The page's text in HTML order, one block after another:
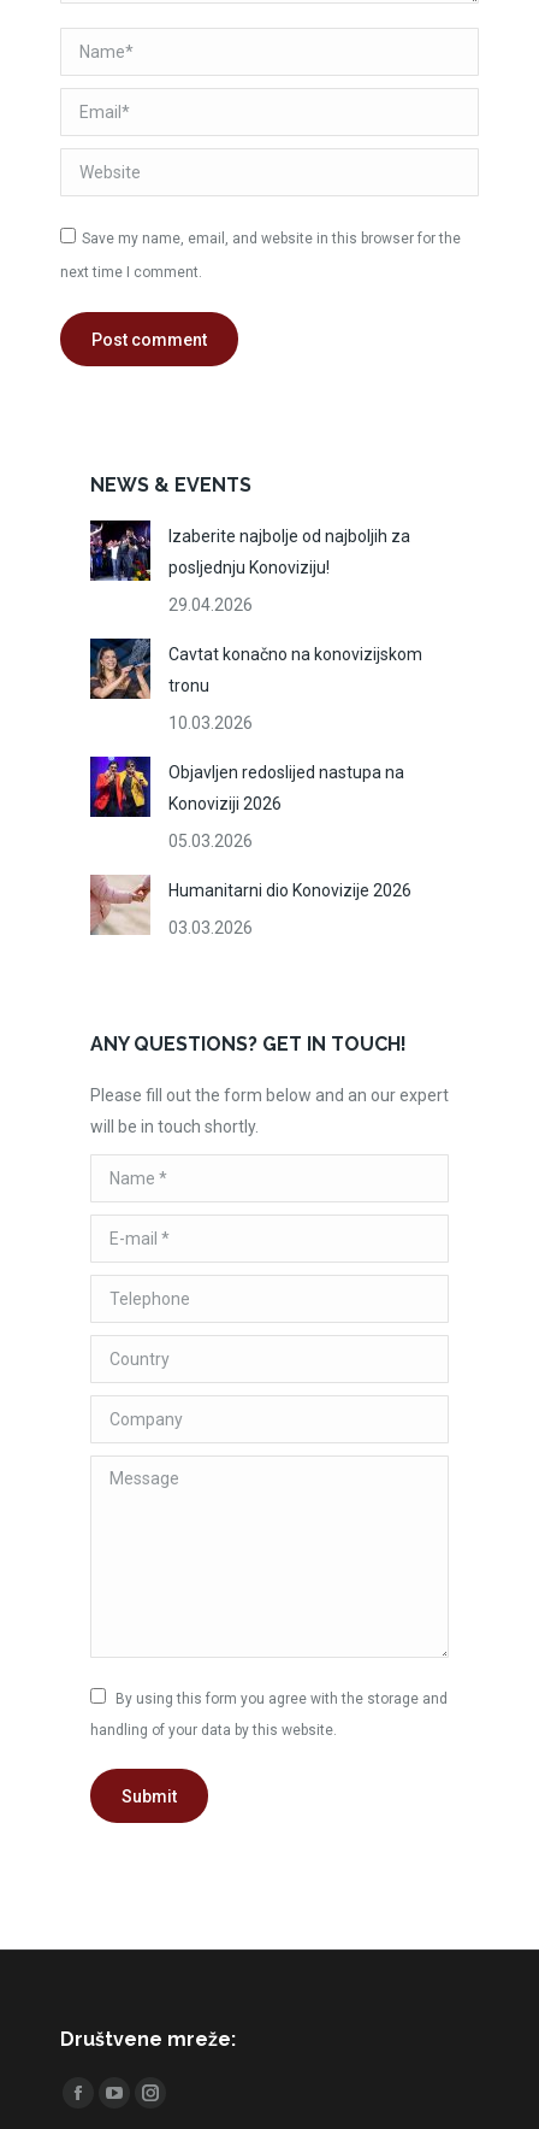
Name *
Email *
Website
Save my name, email, and website in this browser for the
next time I comment.
Post comment
NEWS & EVENTS
Izaberite najbolje od najboljih za
posljednju Konoviziju!
29.04.2026
Cavtat konačno na konovizijskom
tronu
10.03.2026
Objavljen redoslijed nastupa na
Konoviziji 2026
05.03.2026
Humanitarni dio Konovizije 2026
03.03.2026
ANY QUESTIONS? GET IN TOUCH!
Please fill out the form below and an our expert
will be in touch shortly.
Name *
E-mail *
Telephone
Country
Company
Message
By using this form you agree with the storage and
handling of your data by this website.
Submit
Društvene mreže:
Find us on:
Facebook
YouTubeInstagram